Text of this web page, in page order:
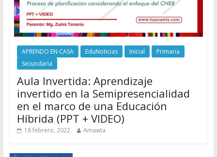
APRENDO EN CASA EduNoticias Inicial
Primaria
Secundaria
Aula Invertida: Aprendizaje
invertido en la Semipresencialidad
en el marco de una Educación
Híbrida (PPT + VIDEO)
18 febrero, 2022 Amawta